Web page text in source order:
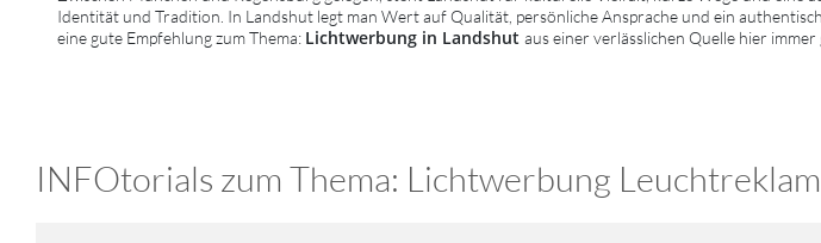
Identität und Tradition. In Landshut legt man Wert auf Qualität, persönliche Ansprache und ein
eine gute Empfehlung zum Thema: Lichtwerbung in Landshut aus einer verlässlichen Quelle hier immer
INFOtorials zum Thema: Lichtwerbung